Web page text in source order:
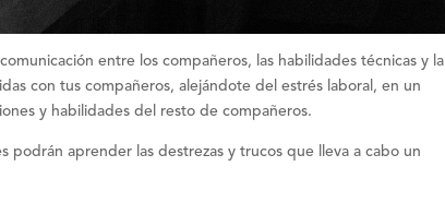
comunicación entre los compañeros, las habilidades técnicas y la
con tus compañeros, alejándote del estrés laboral, en un
y habilidades del resto de compañeros.
podrán aprender las destrezas y trucos que lleva a cabo un